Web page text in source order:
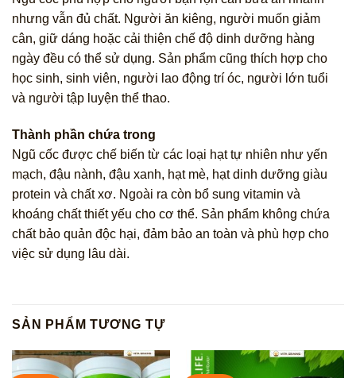
nhưng vẫn đủ chất. Người ăn kiêng, người muốn giảm
cân, giữ dáng hoặc cải thiện chế độ dinh dưỡng hàng
ngày đều có thể sử dụng. Sản phẩm cũng thích hợp cho
học sinh, sinh viên, người lao động trí óc, người lớn tuổi
và người tập luyện thể thao.
Thành phần chứa trong
Ngũ cốc được chế biến từ các loại hạt tự nhiên như yến
mạch, đậu nành, đậu xanh, hạt mè, hạt dinh dưỡng giàu
protein và chất xơ. Ngoài ra còn bổ sung vitamin và
khoáng chất thiết yếu cho cơ thể. Sản phẩm không chứa
chất bảo quản độc hại, đảm bảo an toàn và phù hợp cho
việc sử dụng lâu dài.
SẢN PHẨM TƯƠNG TỰ